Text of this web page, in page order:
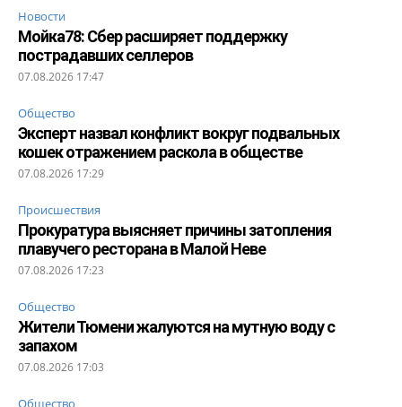
Новости
Мойка78: Сбер расширяет поддержку
пострадавших селлеров
07.08.2026 17:47
Общество
Эксперт назвал конфликт вокруг подвальных
кошек отражением раскола в обществе
07.08.2026 17:29
Происшествия
Прокуратура выясняет причины затопления
плавучего ресторана в Малой Неве
07.08.2026 17:23
Общество
Жители Тюмени жалуются на мутную воду с
запахом
07.08.2026 17:03
Общество